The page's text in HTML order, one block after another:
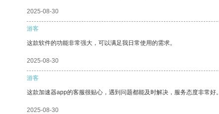
2025-08-30
游客
这款软件的功能非常强大，可以满足我日常使用的需求。
2025-08-30
游客
这款加速器app的客服很贴心，遇到问题都能及时解决，服务态度非常好。
2025-08-30